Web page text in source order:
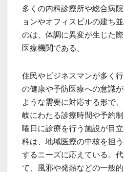
多くの内科診療所や総合病
ョンやオフィスビルの建ち
のは、体調に異変が生じた
医療機関である。
住民やビジネスマンが多く
の健康や予防医療への意識
ような需要に対応する形で
岐にわたる診療時間や予約
曜日に診療を行う施設が目
科は、地域医療の中核を担
するニーズに応えている。
て、風邪や発熱などの一般